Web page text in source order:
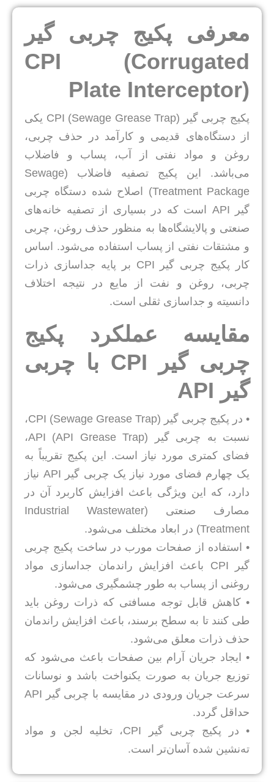
معرفی پکیج چربی گیر
CPI (Corrugated
Plate Interceptor)
پکیج چربی گیر CPI (Sewage Grease Trap) یکی
از دستگاه‌های قدیمی و کارآمد در حذف چربی،
روغن و مواد نفتی از آب، پساب و فاضلاب
می‌باشد. این پکیج تصفیه فاضلاب (Sewage
Treatment Package) اصلاح شده دستگاه چربی
گیر API است که در بسیاری از تصفیه خانه‌های
صنعتی و پالایشگاه‌ها به منظور حذف روغن، چربی
و مشتقات نفتی از پساب استفاده می‌شود. اساس
کار پکیج چربی گیر CPI بر پایه جداسازی ذرات
چربی، روغن و نفت از مایع در نتیجه اختلاف
دانسیته و جداسازی ثقلی است.
مقایسه عملکرد پکیج
چربی گیر CPI با چربی
گیر API
• در پکیج چربی گیر CPI (Sewage Grease Trap)،
نسبت به چربی گیر API (API Grease Trap)،
فضای کمتری مورد نیاز است. این پکیج تقریباً به
یک چهارم فضای مورد نیاز یک چربی گیر API نیاز
دارد، که این ویژگی باعث افزایش کاربرد آن در
مصارف صنعتی (Industrial Wastewater
Treatment) در ابعاد مختلف می‌شود.
• استفاده از صفحات مورب در ساخت پکیج چربی
گیر CPI باعث افزایش راندمان جداسازی مواد
روغنی از پساب به طور چشمگیری می‌شود.
• کاهش قابل توجه مسافتی که ذرات روغن باید
طی کنند تا به سطح برسند، باعث افزایش راندمان
حذف ذرات معلق می‌شود.
• ایجاد جریان آرام بین صفحات باعث می‌شود که
توزیع جریان به صورت یکنواخت باشد و نوسانات
سرعت جریان ورودی در مقایسه با چربی گیر API
حداقل گردد.
• در پکیج چربی گیر CPI، تخلیه لجن و مواد
ته‌نشین شده آسان‌تر است.